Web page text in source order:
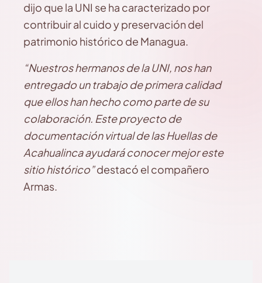
dijo que la UNI se ha caracterizado por
contribuir al cuido y preservación del
patrimonio histórico de Managua.
“Nuestros hermanos de la UNI, nos han
entregado un trabajo de primera calidad
que ellos han hecho como parte de su
colaboración. Este proyecto de
documentación virtual de las Huellas de
Acahualinca ayudará conocer mejor este
sitio histórico”destacó el compañero
Armas.